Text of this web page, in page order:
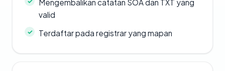
Mengembalikan catatan SOA dan TXT yang
valid
Terdaftar pada registrar yang mapan